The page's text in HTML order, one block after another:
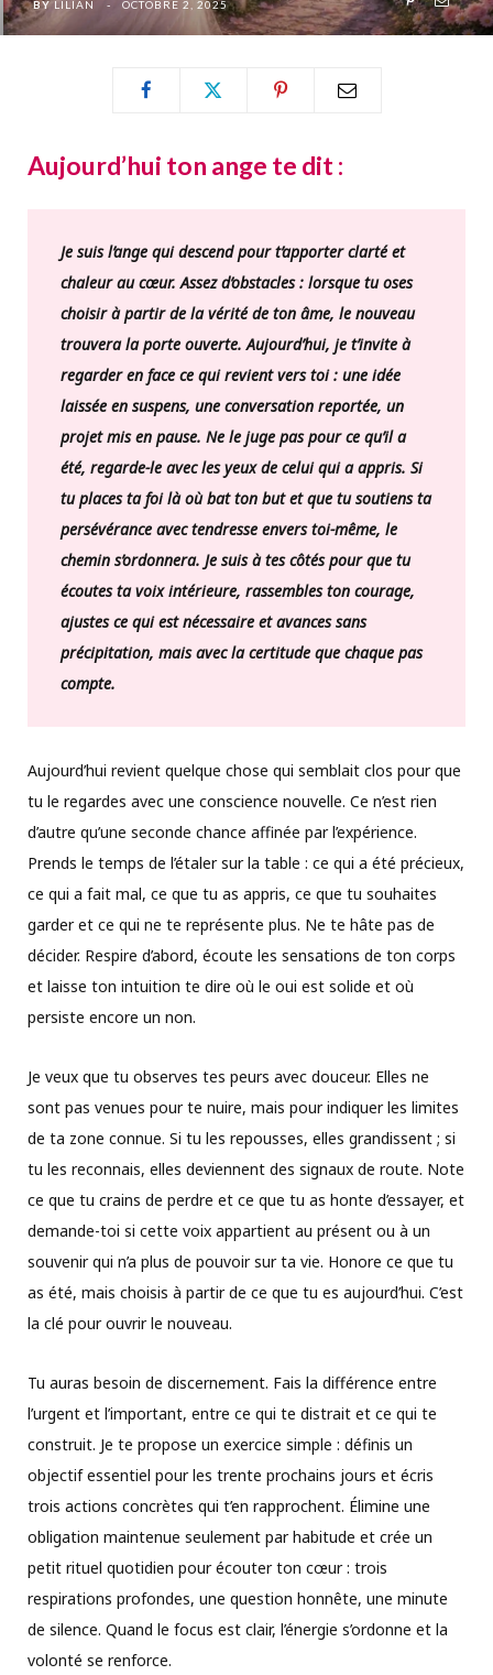
BY LILIAN OCTOBRE 2, 2025
Aujourd’hui ton ange te dit :
Je suis l’ange qui descend pour t’apporter clarté et
chaleur au cœur. Assez d’obstacles : lorsque tu oses
choisir à partir de la vérité de ton âme, le nouveau
trouvera la porte ouverte. Aujourd’hui, je t’invite à
regarder en face ce qui revient vers toi : une idée
laissée en suspens, une conversation reportée, un
projet mis en pause. Ne le juge pas pour ce qu’il a
été, regarde-le avec les yeux de celui qui a appris. Si
tu places ta foi là où bat ton but et que tu soutiens ta
persévérance avec tendresse envers toi-même, le
chemin s’ordonnera. Je suis à tes côtés pour que tu
écoutes ta voix intérieure, rassembles ton courage,
ajustes ce qui est nécessaire et avances sans
précipitation, mais avec la certitude que chaque pas
compte.
Aujourd’hui revient quelque chose qui semblait clos pour que
tu le regardes avec une conscience nouvelle. Ce n’est rien
d’autre qu’une seconde chance affinée par l’expérience.
Prends le temps de l’étaler sur la table : ce qui a été précieux,
ce qui a fait mal, ce que tu as appris, ce que tu souhaites
garder et ce qui ne te représente plus. Ne te hâte pas de
décider. Respire d’abord, écoute les sensations de ton corps
et laisse ton intuition te dire où le oui est solide et où
persiste encore un non.
Je veux que tu observes tes peurs avec douceur. Elles ne
sont pas venues pour te nuire, mais pour indiquer les limites
de ta zone connue. Si tu les repousses, elles grandissent ; si
tu les reconnais, elles deviennent des signaux de route. Note
ce que tu crains de perdre et ce que tu as honte d’essayer, et
demande-toi si cette voix appartient au présent ou à un
souvenir qui n’a plus de pouvoir sur ta vie. Honore ce que tu
as été, mais choisis à partir de ce que tu es aujourd’hui. C’est
la clé pour ouvrir le nouveau.
Tu auras besoin de discernement. Fais la différence entre
l’urgent et l’important, entre ce qui te distrait et ce qui te
construit. Je te propose un exercice simple : définis un
objectif essentiel pour les trente prochains jours et écris
trois actions concrètes qui t’en rapprochent. Élimine une
obligation maintenue seulement par habitude et crée un
petit rituel quotidien pour écouter ton cœur : trois
respirations profondes, une question honnête, une minute
de silence. Quand le focus est clair, l’énergie s’ordonne et la
volonté se renforce.